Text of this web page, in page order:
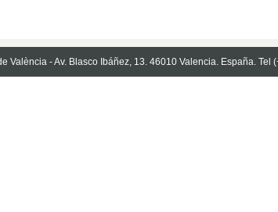
València - Av. Blasco Ibáñez, 13. 46010 Valencia. España. Tel